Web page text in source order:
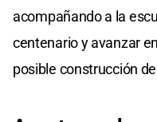
acompañando a la
centenario y avanzar
posible construcción